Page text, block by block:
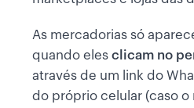
As mercadorias só
quando eles clicam no
através de um link do
do próprio celular (caso o